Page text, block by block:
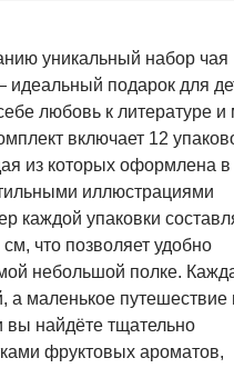
уникальный набор чая
подарок для
любовь к литературе и
включает 12
из которых оформлена в
иллюстрациями
каждой упаковки
что позволяет удобно
небольшой полке.
а маленькое путешествие
вы найдёте тщательно
фруктовых ароматов,